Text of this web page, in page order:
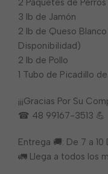
2 Paquetes de
3 lb de Jamón
2 lb de Queso
Disponibilidad)
2 lb de Pollo
1 Tubo de Picadillo
¡¡¡Gracias Por Su
☎ 48 99167-3513 💪
Entrega 🚚: De 7 a 10
🚛 Llega a todos los